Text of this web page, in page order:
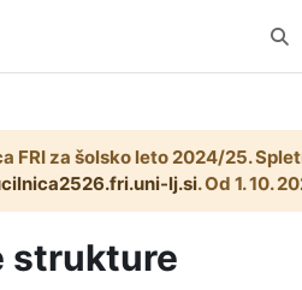
FRI za šolsko leto 2024/25.
lj.si. Od 1. 10.
strukture